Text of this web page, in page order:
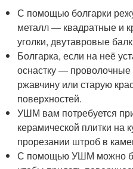
С помощью болгарки
металл — квадратные и
уголки, двутавровые
Болгарка, если на неё
оснастку —
ржавчину или старую
поверхностей.
УШМ вам потребуется
керамической плитки на
прорезании штроб в
С помощью УШМ можно